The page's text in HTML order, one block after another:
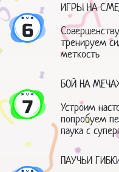
6
ИГРЫ НА
тренируем
меткость
7
БОЙ НА
Устроим
попробуем
паука с
ПАУЧЬИ